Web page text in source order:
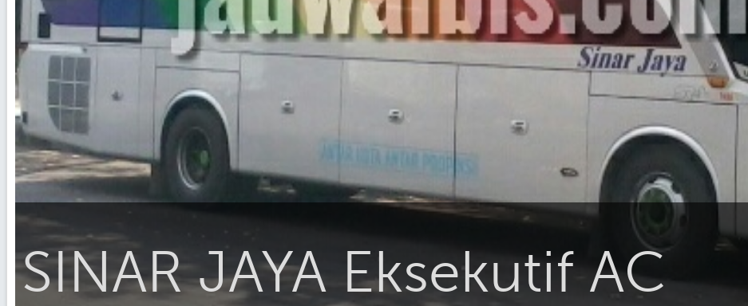
SINAR JAYA Eksekutif AC